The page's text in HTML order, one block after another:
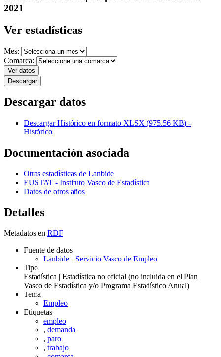
2021
Ver estadísticas
Mes:
Comarca:
Ver datos
Descargar
Descargar datos
Descargar Histórico en formato XLSX (975.56 KB) -
Histórico
Documentación asociada
Otras estadísticas de Lanbide
EUSTAT - Instituto Vasco de Estadística
Datos de otros años
Detalles
Metadatos en RDF
Fuente de datos
Lanbide - Servicio Vasco de Empleo
Tipo
Estadística | Estadística no oficial (no incluida en el Plan
Vasco de Estadística y/o Programa Estadístico Anual)
Tema
Empleo
Etiquetas
empleo
, demanda
, paro
, trabajo